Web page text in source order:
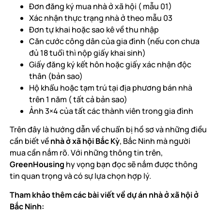
Đơn đăng ký mua nhà ở xã hội ( mẫu 01)
Xác nhận thực trạng nhà ở theo mẫu 03
Đơn tự khai hoặc sao kê về thu nhập
Căn cước công dân của gia đình (nếu con chưa
đủ 18 tuổi thì nộp giấy khai sinh)
Giấy đăng ký kết hôn hoặc giấy xác nhận độc
thân (bản sao)
Hộ khẩu hoặc tạm trú tại địa phương bán nhà
trên 1 năm ( tất cả bản sao)
Ảnh 3×4 của tất các thành viên trong gia đình
Trên đây là hướng dẫn về chuẩn bị hồ sơ và những điều
cần biết vềnhà ở xã hội Bắc Kỳ, Bắc Ninh mà người
mua cần nắm rõ. Với những thông tin trên,
GreenHousing hy vọng bạn đọc sẽ nắm được thông
tin quan trọng và có sự lựa chọn hợp lý.
Tham khảo thêm các bài viết về dự án nhà ở xã hội ở
Bắc Ninh: